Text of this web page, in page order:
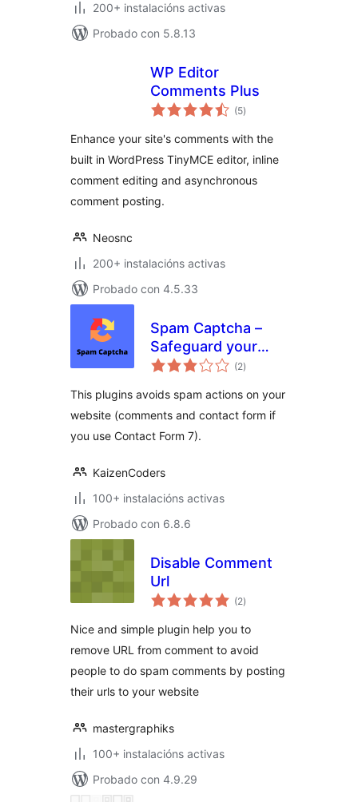
200+ instalacións activas
Probado con 5.8.13
WP Editor
Comments Plus
(5valoracións
totais
)
Enhance your site's comments with the
built in WordPress TinyMCE editor, inline
comment editing and asynchronous
comment posting.
Neosnc
200+ instalacións activas
Probado con 4.5.33
Spam Captcha –
Safeguard your
WordPress website
Spam Captcha for
WordPress
(2valoracións
totais
)
This plugins avoids spam actions on your
website (comments and contact form if
you use Contact Form 7).
KaizenCoders
100+ instalacións activas
Probado con 6.8.6
Disable Comment
Url
(2valoracións
totais
)
Nice and simple plugin help you to
remove URL from comment to avoid
people to do spam comments by posting
their urls to your website
mastergraphiks
100+ instalacións activas
Probado con 4.9.29